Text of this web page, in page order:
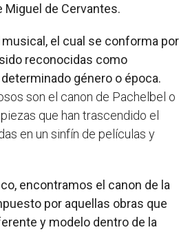
Miguel de Cervantes.
el cual se conforma por
reconocidas como
género o época.
son el canon de Pachelbel o
que han trascendido el
en un sinfín de películas y
encontramos el canon de la
por aquellas obras que
y modelo dentro de la